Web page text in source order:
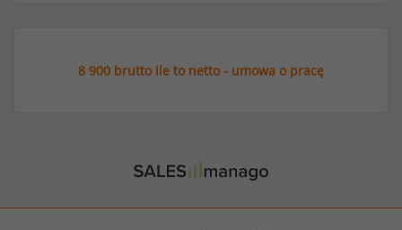
8 900 brutto ile to netto - umowa o pracę